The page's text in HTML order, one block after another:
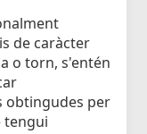
de caràcter
o torn, s'entén
obtingudes per
tengui